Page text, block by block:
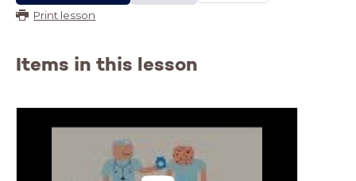
Print lesson
Items in this lesson